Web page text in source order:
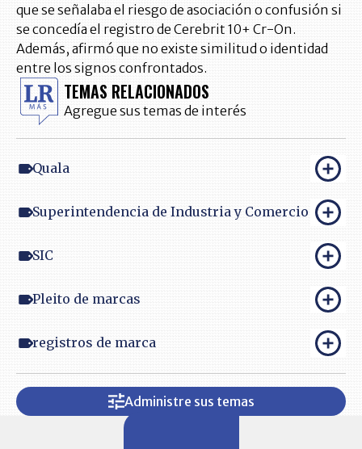
que se señalaba el riesgo de asociación o confusión si
se concedía el registro de Cerebrit 10+ Cr-On.
Además, afirmó que no existe similitud o identidad
entre los signos confrontados.
TEMAS RELACIONADOS
Agregue sus temas de interés
Quala
Superintendencia de Industria y Comercio
SIC
Pleito de marcas
registros de marca
Administre sus temas